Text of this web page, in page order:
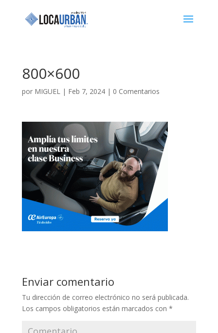
800×600
por MIGUEL| Feb 7, 2024| 0 Comentarios
Enviar comentario
Tu dirección de correo electrónico no será publicada.
Los campos obligatorios están marcados con *